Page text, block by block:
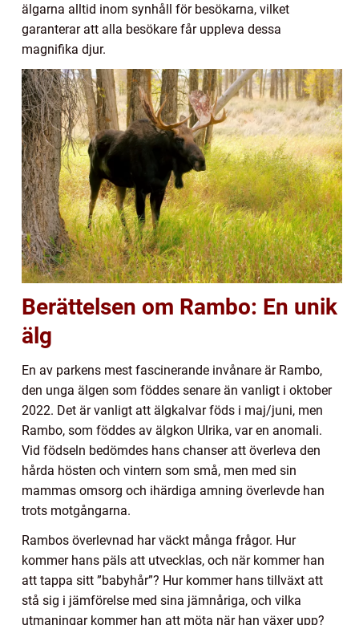
älgarna alltid inom synhåll för besökarna, vilket
garanterar att alla besökare får uppleva dessa
magnifika djur.
Berättelsen om Rambo: En unik
älg
En av parkens mest fascinerande invånare är Rambo,
den unga älgen som föddes senare än vanligt i oktober
2022. Det är vanligt att älgkalvar föds i maj/juni, men
Rambo, som föddes av älgkon Ulrika, var en anomali.
Vid födseln bedömdes hans chanser att överleva den
hårda hösten och vintern som små, men med sin
mammas omsorg och ihärdiga amning överlevde han
trots motgångarna.
Rambos överlevnad har väckt många frågor. Hur
kommer hans päls att utvecklas, och när kommer han
att tappa sitt ”babyhår”? Hur kommer hans tillväxt att
stå sig i jämförelse med sina jämnåriga, och vilka
utmaningar kommer han att möta när han växer upp?